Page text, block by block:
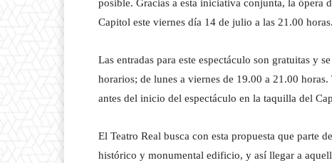
posible. Gracias a esta iniciativa conjunta, la ópera
Capitol este viernes día 14 de julio a las 21.00 horas.
Las entradas para este espectáculo son gratuitas y
horarios; de lunes a viernes de 19.00 a 21.00
antes del inicio del espectáculo en la taquilla del
El Teatro Real busca con esta propuesta que parte
histórico y monumental edificio, y así llegar a